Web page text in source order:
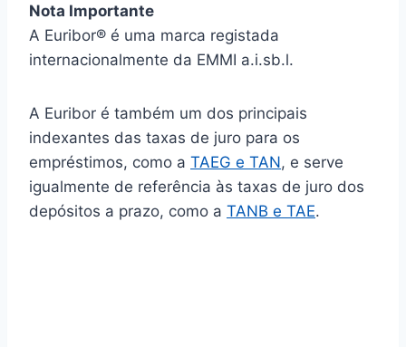
Nota Importante
A Euribor® é uma marca registada
internacionalmente da EMMI a.i.sb.l.
A Euribor é também um dos principais
indexantes das taxas de juro para os
empréstimos, como a TAEG e TAN, e serve
igualmente de referência às taxas de juro dos
depósitos a prazo, como a TANB e TAE.